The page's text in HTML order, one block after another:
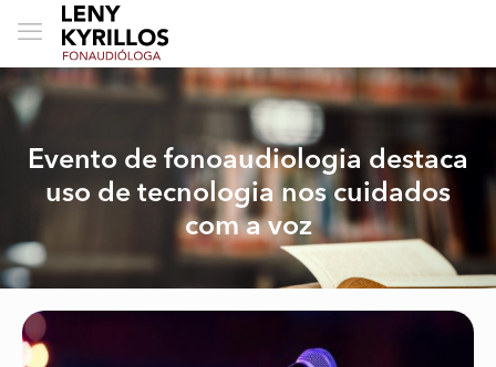
Evento de fonoaudiologia destaca
uso de tecnologia nos cuidados
com a voz